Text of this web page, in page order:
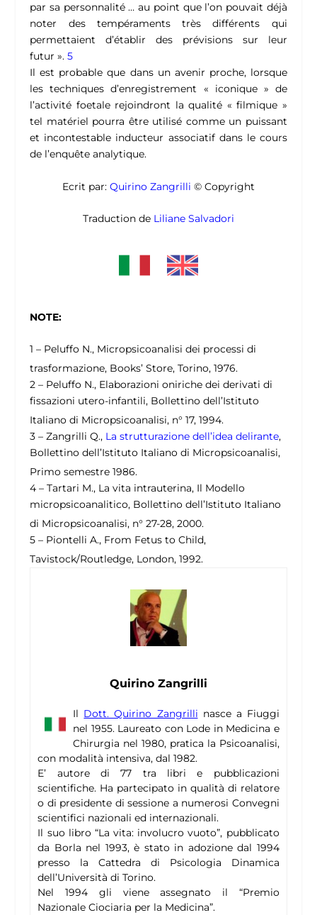
par sa personnalité … au point que l’on pouvait déjà
noter des tempéraments très différents qui
permettaient d’établir des prévisions sur leur
futur ».5
Il est probable que dans un avenir proche, lorsque
les techniques d’enregistrement « iconique » de
l’activité foetale rejoindront la qualité « filmique »
tel matériel pourra être utilisé comme un puissant
et incontestable inducteur associatif dans le cours
de l’enquête analytique.
Ecrit par: Quirino Zangrilli © Copyright
Traduction de Liliane Salvadori
NOTE:
1 – Peluffo N., Micropsicoanalisi dei processi di
trasformazione, Books’ Store, Torino, 1976.
2 – Peluffo N., Elaborazioni oniriche dei derivati di
fissazioni utero-infantili, Bollettino dell’Istituto
Italiano di Micropsicoanalisi, n° 17, 1994.
3 – Zangrilli Q., La strutturazione dell’idea delirante,
Bollettino dell’Istituto Italiano di Micropsicoanalisi,
Primo semestre 1986.
4 – Tartari M., La vita intrauterina, Il Modello
micropsicoanalitico, Bollettino dell’Istituto Italiano
di Micropsicoanalisi, n° 27-28, 2000.
5 – Piontelli A., From Fetus to Child,
Tavistock/Routledge, London, 1992.
Quirino Zangrilli
Il Dott. Quirino Zangrilli nasce a Fiuggi
nel 1955. Laureato con Lode in Medicina e
Chirurgia nel 1980, pratica la Psicoanalisi,
con modalità intensiva, dal 1982.
E’ autore di 77 tra libri e pubblicazioni
scientifiche. Ha partecipato in qualità di relatore
o di presidente di sessione a numerosi Convegni
scientifici nazionali ed internazionali.
Il suo libro “La vita: involucro vuoto”, pubblicato
da Borla nel 1993, è stato in adozione dal 1994
presso la Cattedra di Psicologia Dinamica
dell’Università di Torino.
Nel 1994 gli viene assegnato il “Premio
Nazionale Ciociaria per la Medicina”.